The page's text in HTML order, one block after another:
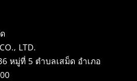
LTD.
หมู่ที่ 5 ตำบลเสม็ด อำเภอ